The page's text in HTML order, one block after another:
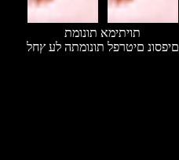
תויתימא תונומת
םיפסונ םיטרפל תונומתה לע ץחל